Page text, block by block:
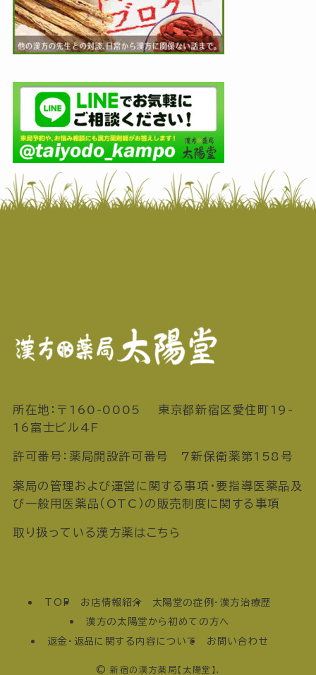
所在地：〒160-0005 東京都新宿区愛住町19-
16富士ビル4F
許可番号：薬局開設許可番号 7新保衛薬第158号
薬局の管理および運営に関する事項・要指導医薬品及
び一般用医薬品（OTC）の販売制度に関する事項
取り扱っている漢方薬はこちら
TOP お店情報紹介
太陽堂の症例・漢方治療歴
漢方の太陽堂から初めての方へ
返金・返品に関する内容について
お問い合わせ
© 新宿の漢方薬局【太陽堂】.